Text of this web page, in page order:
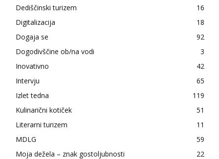
Dediščinski turizem
16
Digitalizacija
18
Dogaja se
92
Dogodivščine ob/na vodi
3
Inovativno
42
Intervju
65
Izlet tedna
119
Kulinarični kotiček
51
Literarni turizem
11
MDLG
59
Moja dežela – znak gostoljubnosti
22